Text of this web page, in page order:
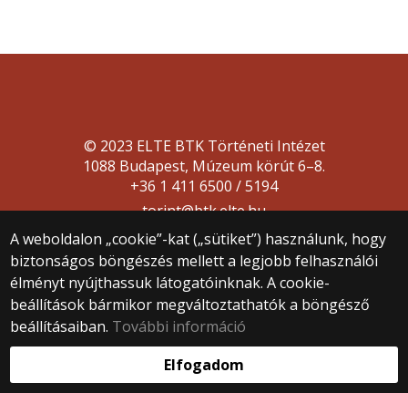
A weboldalon „cookie”-kat („sütiket”) használunk, hogy
biztonságos böngészés mellett a legjobb felhasználói
élményt nyújthassuk látogatóinknak. A cookie-
beállítások bármikor megváltoztathatók a böngésző
beállításaiban. További információ
Elfogadom
© 2023 ELTE BTK Történeti Intézet
1088 Budapest, Múzeum körút 6–8.
+36 1 411 6500 / 5194
torint@btk.elte.hu
Webfejlesztés: